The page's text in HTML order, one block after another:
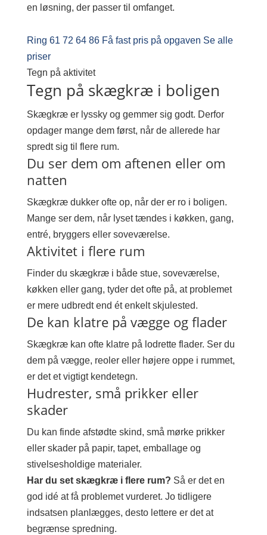
en løsning, der passer til omfanget.
Ring 61 72 64 86 Få fast pris på opgaven Se alle
priser
Tegn på aktivitet
Tegn på skægkræ i boligen
Skægkræ er lyssky og gemmer sig godt. Derfor
opdager mange dem først, når de allerede har
spredt sig til flere rum.
Du ser dem om aftenen eller om
natten
Skægkræ dukker ofte op, når der er ro i boligen.
Mange ser dem, når lyset tændes i køkken, gang,
entré, bryggers eller soveværelse.
Aktivitet i flere rum
Finder du skægkræ i både stue, soveværelse,
køkken eller gang, tyder det ofte på, at problemet
er mere udbredt end ét enkelt skjulested.
De kan klatre på vægge og flader
Skægkræ kan ofte klatre på lodrette flader. Ser du
dem på vægge, reoler eller højere oppe i rummet,
er det et vigtigt kendetegn.
Hudrester, små prikker eller
skader
Du kan finde afstødte skind, små mørke prikker
eller skader på papir, tapet, emballage og
stivelsesholdige materialer.
Har du set skægkræ i flere rum? Så er det en
god idé at få problemet vurderet. Jo tidligere
indsatsen planlægges, desto lettere er det at
begrænse spredning.